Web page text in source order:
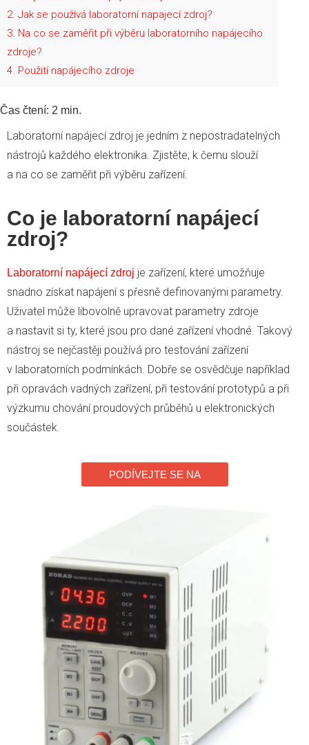
2 Jak se používá laboratorní napajecí zdroj?
3 Na co se zaměřit při výběru laboratorního napájecího
zdroje?
4 Použití napájecího zdroje
Čas čtení: 2 min.
Laboratorní napájecí zdroj je jedním z nepostradatelných
nástrojů každého elektronika. Zjistěte, k čemu slouží
a na co se zaměřit při výběru zařízení.
Co je laboratorní napájecí
zdroj?
Laboratorní napájecí zdroj je zařízení, které umožňuje
snadno získat napájení s přesně definovanými parametry.
Uživatel může libovolně upravovat parametry zdroje
a nastavit si ty, které jsou pro dané zařízení vhodné. Takový
nástroj se nejčastěji používá pro testování zařízení
v laboratorních podmínkách. Dobře se osvědčuje například
při opravách vadných zařízení, při testování prototypů a při
výzkumu chování proudových průběhů u elektronických
součástek.
PODÍVEJTE SE NA